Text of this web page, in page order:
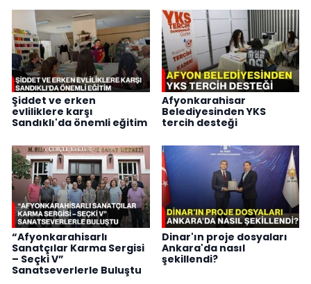
Şiddet ve erken
evliliklere karşı
Sandıklı'da önemli eğitim
Afyonkarahisar
Belediyesinden YKS
tercih desteği
“Afyonkarahisarlı
Sanatçılar Karma Sergisi
– Seçki V”
Sanatseverlerle Buluştu
Dinar'ın proje dosyaları
Ankara'da nasıl
şekillendi?